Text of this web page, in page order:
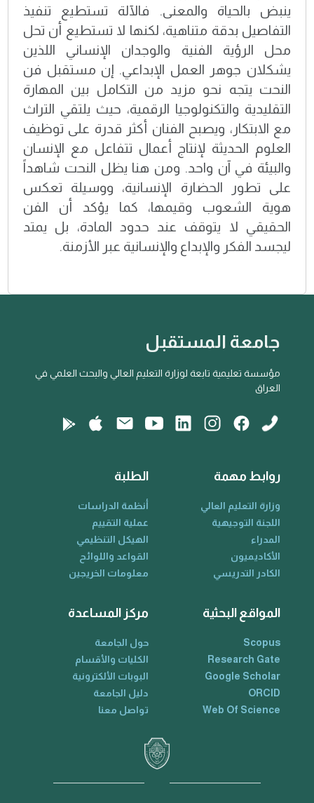
ينبض بالحياة والمعنى. فالآلة تستطيع تنفيذ
التفاصيل بدقة متناهية، لكنها لا تستطيع أن تحل
محل الرؤية الفنية والوجدان الإنساني اللذين
يشكلان جوهر العمل الإبداعي. إن مستقبل فن
النحت يتجه نحو مزيد من التكامل بين المهارة
التقليدية والتكنولوجيا الرقمية، حيث يلتقي التراث
مع الابتكار، ويصبح الفنان أكثر قدرة على توظيف
العلوم الحديثة لإنتاج أعمال تتفاعل مع الإنسان
والبيئة في آن واحد. ومن هنا يظل النحت شاهداً
على تطور الحضارة الإنسانية، ووسيلة تعكس
هوية الشعوب وقيمها، كما يؤكد أن الفن
الحقيقي لا يتوقف عند حدود المادة، بل يمتد
ليجسد الفكر والإبداع والإنسانية عبر الأزمنة.
جامعة المستقبل
مؤسسة تعليمية تابعة لوزارة التعليم العالي والبحث العلمي في
العراق
روابط مهمة
وزارة التعليم العالي
اللجنة التوجيهية
المدراء
الأكاديميون
الكادر التدريسي
الطلبة
أنظمة الدراسات
عملية التقييم
الهيكل التنظيمي
القواعد واللوائح
معلومات الخريجين
المواقع البحثية
Scopus
Research Gate
Google Scholar
ORCID
Web Of Science
مركز المساعدة
حول الجامعة
الكليات والأقسام
البوبات الألكترونية
دليل الجامعة
تواصل معنا